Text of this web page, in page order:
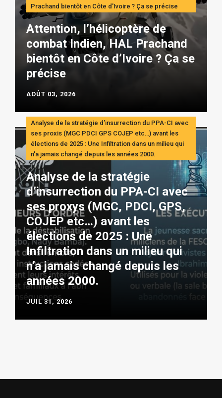
Prachand bientôt en Côte d'Ivoire ? Ça se précise
Attention, l’hélicoptère de
combat Indien, HAL Prachand
bientôt en Côte d’Ivoire ? Ça se
précise
AOÛT 03, 2026
Analyse de la stratégie d’insurrection du PPA-CI avec
ses proxis (MGC PDCI GPS COJEP etc…) avant les
élections de 2025 : Une Infiltration dans un milieu qui
n'a jamais changé depuis les années 2000.
Analyse de la stratégie
d’insurrection du PPA-CI avec
ses proxys (MGC, PDCI, GPS,
COJEP etc…) avant les
élections de 2025 : Une
Infiltration dans un milieu qui
n’a jamais changé depuis les
années 2000.
JUIL 31, 2026